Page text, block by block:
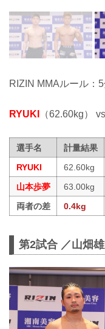
RIZIN MMAルール：
RYUKI （62.60kg）
選手名 計量結果
RYUKI
62.60kg
山本歩夢
63.00kg
両者の差
0.4kg
第2試合 ／山畑